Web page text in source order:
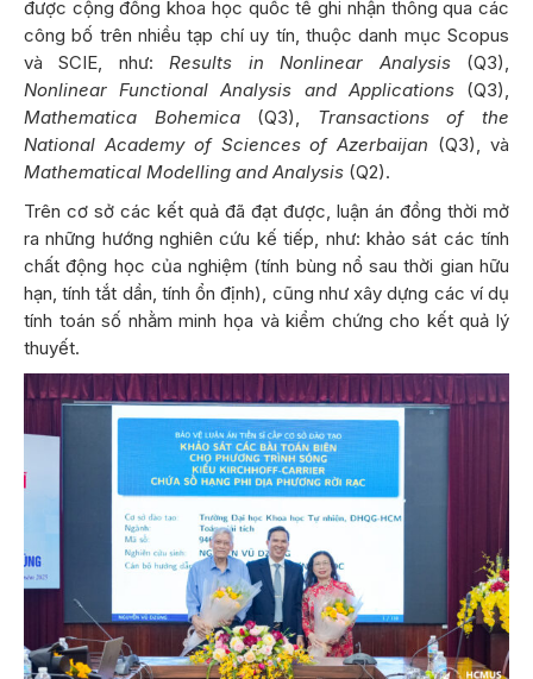
được cộng đồng khoa học quốc tế ghi nhận thông qua các
công bố trên nhiều tạp chí uy tín, thuộc danh mục Scopus
và SCIE, như:Results in Nonlinear Analysis(Q3),
Nonlinear Functional Analysis and Applications(Q3),
Mathematica Bohemica(Q3), Transactions of the
National Academy of Sciences of Azerbaijan (Q3), và
Mathematical Modelling and Analysis (Q2).
Trên cơ sở các kết quả đã đạt được, luận án đồng thời mở
ra những hướng nghiên cứu kế tiếp, như: khảo sát các tính
chất động học của nghiệm (tính bùng nổ sau thời gian hữu
hạn, tính tắt dần, tính ổn định), cũng như xây dựng các ví dụ
tính toán số nhằm minh họa và kiểm chứng cho kết quả lý
thuyết.